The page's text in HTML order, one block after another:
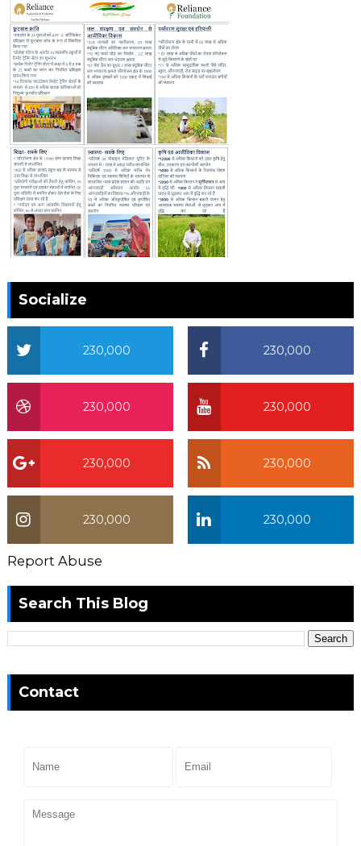
Socialize
230,000
230,000
230,000
230,000
230,000
230,000
230,000
230,000
Report Abuse
Search This Blog
Contact